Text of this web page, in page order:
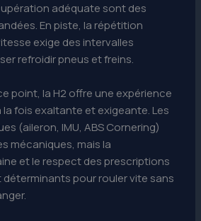
adéquate sont des
En piste, la répétition
exige des intervalles
refroidir pneus et freins.
point, la H2 offre une expérience
la fois exaltante et exigeante. Les
(aileron, IMU, ABS Cornering)
mécaniques, mais la
et le respect des prescriptions
pour rouler vite sans